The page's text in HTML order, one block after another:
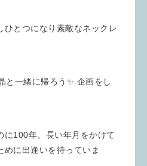
ひとつになり素敵なネックレ
と一緒に帰ろう✨ 企画をし
に100年。長い年月をかけて
に出逢いを待っていま